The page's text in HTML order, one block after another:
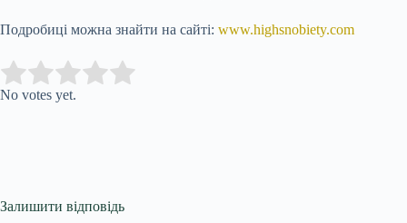
Подробиці можна знайти на сайті: www.highsnobiety.com
Rate this item:
No votes yet.
Залишити відповідь